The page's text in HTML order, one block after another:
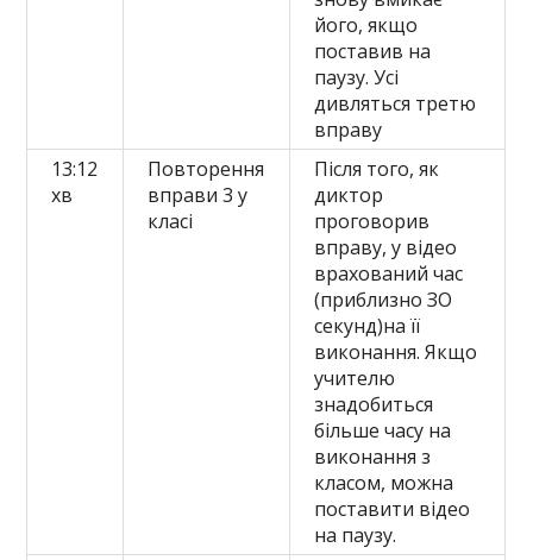
його, якщо
поставив на
паузу. Усі
дивляться третю
вправу
13:12
хв
Повторення
вправи 3 у
класі
Після того, як
диктор
проговорив
вправу, у відео
врахований час
(приблизно ЗО
секунд)на її
виконання. Якщо
учителю
знадобиться
більше часу на
виконання з
класом, можна
поставити відео
на паузу.